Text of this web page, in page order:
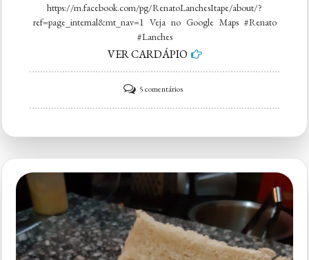
https://m.facebook.com/pg/RenatoLanchesItape/about/?
ref=page_internal&mt_nav=1 Veja no Google Maps #Renato
#Lanches
VER CARDÁPIO
5 comentáriosem
Renato